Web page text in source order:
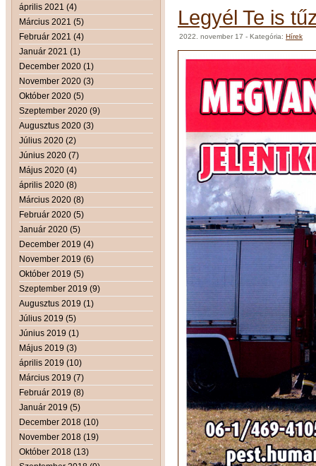
április 2021 (4)
Március 2021 (5)
Február 2021 (4)
Január 2021 (1)
December 2020 (1)
November 2020 (3)
Október 2020 (5)
Szeptember 2020 (9)
Augusztus 2020 (3)
Július 2020 (2)
Június 2020 (7)
Május 2020 (4)
április 2020 (8)
Március 2020 (8)
Február 2020 (5)
Január 2020 (5)
December 2019 (4)
November 2019 (6)
Október 2019 (5)
Szeptember 2019 (9)
Augusztus 2019 (1)
Július 2019 (5)
Június 2019 (1)
Május 2019 (3)
április 2019 (10)
Március 2019 (7)
Február 2019 (8)
Január 2019 (5)
December 2018 (10)
November 2018 (19)
Október 2018 (13)
Legyél Te is
2022. november 17 - Kategória: Hírek